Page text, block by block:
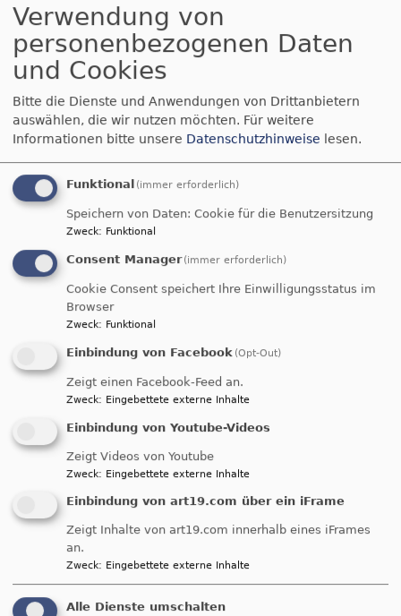
Weiterlesen über
Führungswechsel
beim
Diakonieverein
SC
-
Martin
Öffentliche
Bekanntmachung
mit Wirkung
die Gebührenordnung desKolumbariums
Stadtkirche Schwabach geändert wird.
Die Ordnungsänderung wurde mit dem Schreiben
der Evang. –Luth. Landeskirchenstelle in Ansbach
vom 15.05.2024 (Az. 68/52) kirchenaufsichtlich
genehmigt.
Sie liegt ab sofort für die Dauer von vier Wochen
im Pfarramt auf (bis Ende August)
Weiterlesen
über
Bekanntmachung
50 Jahre Familienpflege
Roth-Schwabach
Wenn das kein Grund
Verwendung von
personenbezogenen Daten
und Cookies
Bitte die Dienste und Anwendungen von Drittanbietern
auswählen, die wir nutzen möchten. Für weitere
Informationen bitte unsere Datenschutzhinweise lesen.
Funktional (immer erforderlich)
Speichern von Daten: Cookie für die Benutzersitzung
Zweck: Funktional
Consent Manager (immer erforderlich)
Cookie Consent speichert Ihre Einwilligungsstatus im
Browser
Zweck: Funktional
Einbindung von Facebook (Opt-Out)
Zeigt einen Facebook-Feed an.
Zweck: Eingebettete externe Inhalte
Einbindung von Youtube-Videos
Zeigt Videos von Youtube
Zweck: Eingebettete externe Inhalte
Einbindung von art19.com über ein iFrame
Zeigt Inhalte von art19.com innerhalb eines iFrames
an.
Zweck: Eingebettete externe Inhalte
Alle Dienste umschalten